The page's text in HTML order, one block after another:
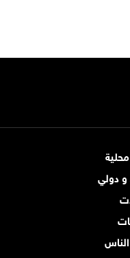
محلية
و دولي
الناس